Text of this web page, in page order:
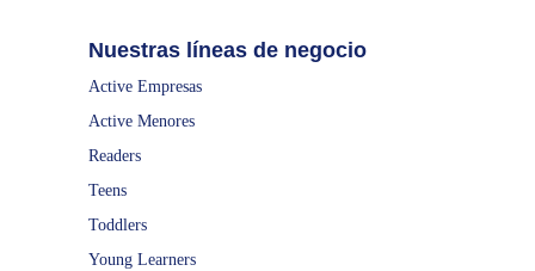
Nuestras líneas de negocio
Active Empresas
Active Menores
Readers
Teens
Toddlers
Young Learners